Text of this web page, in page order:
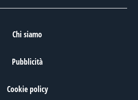
Chi siamo
Pubblicità
Cookie policy